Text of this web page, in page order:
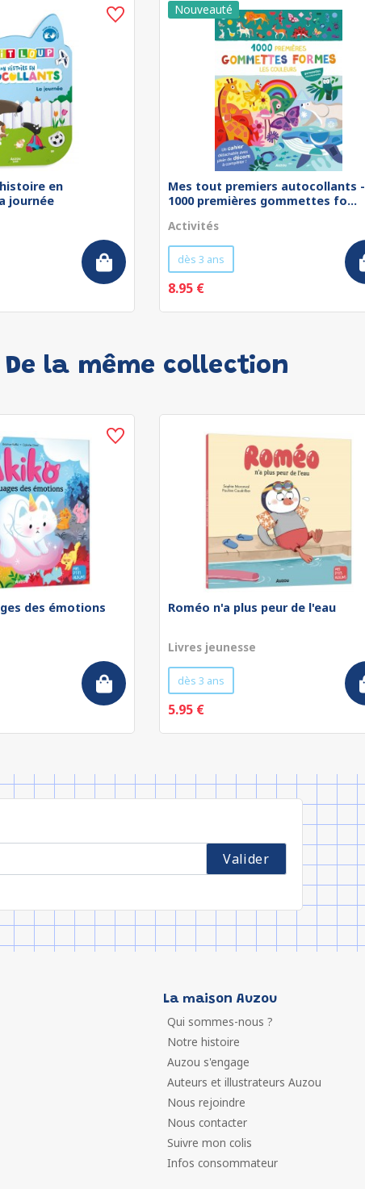
en
journée
Mes tout premiers autocollants -
1000 premières gommettes fo...
Activités
dès 3 ans
8.95 €
De la même collection
des émotions Roméo n'a plus peur de l'eau
Livres jeunesse
dès 3 ans
5.95 €
La maison Auzou
Qui sommes-nous ?
Notre histoire
Auzou s'engage
Auteurs et illustrateurs Auzou
Nous rejoindre
Nous contacter
Suivre mon colis
Infos consommateur